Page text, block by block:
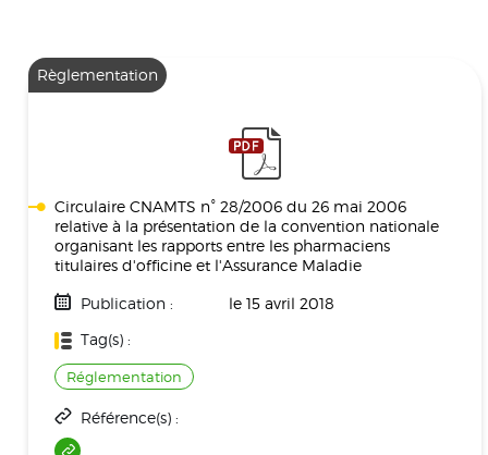
Règlementation
Circulaire CNAMTS n° 28/2006 du 26 mai 2006
relative à la présentation de la convention nationale
organisant les rapports entre les pharmaciens
titulaires d'officine et l'Assurance Maladie
Publication :
le 15 avril 2018
Tag(s) :
Réglementation
Référence(s) :